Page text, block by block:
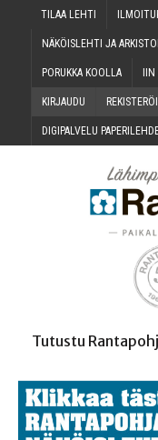
TILAA LEH­TI
NÄKÖIS­LEH­TI JA
PORUK­KA KOOLLA
KIR­JAU­DU
DIGI­PAL­VE­LU
Tutustu